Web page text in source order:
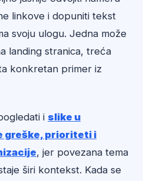
linkove i dopuniti tekst
svoju ulogu. Jedna može
landing stranica, treća
konkretan primer iz
i slike u
greške, prioriteti i
, jer povezana tema
širi kontekst. Kada se